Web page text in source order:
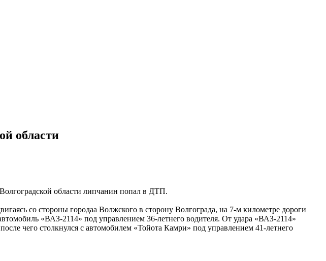
области
области липчанин попал в ДТП.
со стороны городаа Волжского в сторону Волгограда, на 7-м километре дороги
«ВАЗ-2114» под управлением 36-летнего водителя. От удара «ВАЗ-2114»
чего столкнулся с автомобилем «Тойота Камри» под управлением 41-летнего